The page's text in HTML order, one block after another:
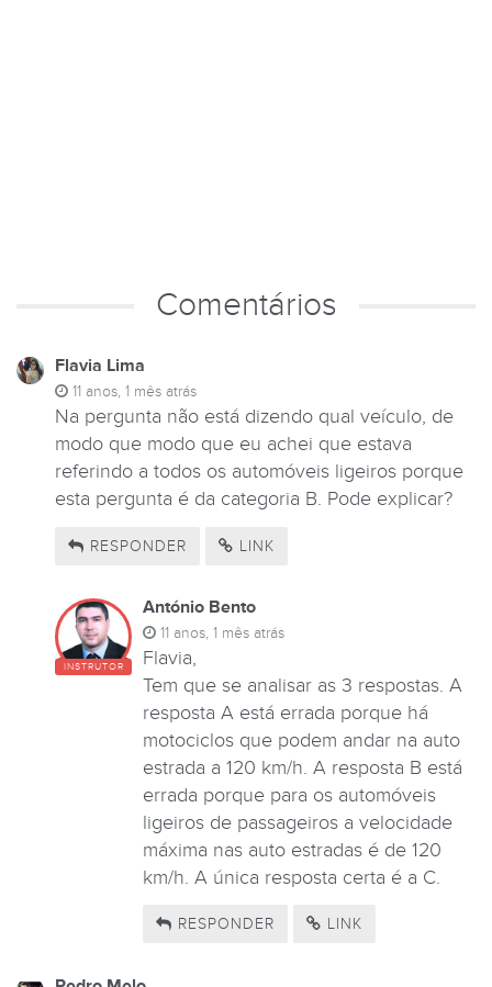
Comentários
Flavia Lima
11 anos, 1 mês atrás
Na pergunta não está dizendo qual veículo, de
modo que modo que eu achei que estava
referindo a todos os automóveis ligeiros porque
esta pergunta é da categoria B. Pode explicar?
RESPONDER LINK
INSTRUTOR
António Bento
11 anos, 1 mês atrás
Flavia,
Tem que se analisar as 3 respostas. A
resposta A está errada porque há
motociclos que podem andar na auto
estrada a 120 km/h. A resposta B está
errada porque para os automóveis
ligeiros de passageiros a velocidade
máxima nas auto estradas é de 120
km/h. A única resposta certa é a C.
RESPONDER LINK